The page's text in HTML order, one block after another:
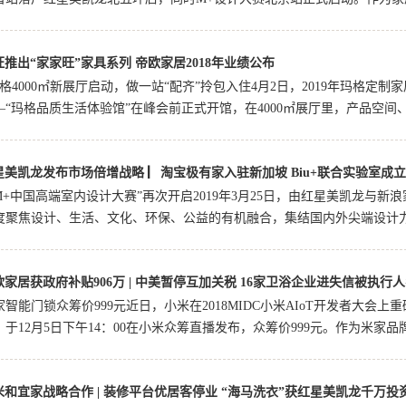
龙基于深耕家居行业三十年的经验，集结线下300多家商场和互联网产
天猫数据：家电家具表现突出！5月5日消息，自4月28日至5月4日，双...
推出“家家旺”家具系列 帝欧家居2018年业绩公布
4000㎡新展厅启动，做一站“配齐”拎包入住4月2日，2019年玛格定制
格品质生活体验馆”在峰会前正式开馆，在4000㎡展厅里，产品空间
动区一应俱全，涵盖定制家具、护墙系统、室内门、厨房系统、配套
品在这全新的展厅得到完美呈现。2仁豪家居携手宝能集团，推进地产
美凯龙发布市场倍增战略 ▏淘宝极有家入驻新加坡 Biu+联合实验室成立
中国高端室内设计大赛”再次开启2019年3月25日，由红星美凯龙与新
聚焦设计、生活、文化、环保、公益的有机融合，集结国内外尖端设计
与健康设计的纵深发展。本届大赛延续了“为中国生活设计”的主题，
会发布市场倍增战略3月26日，2019建博会现场，红星美凯龙春季大会
家居获政府补贴906万 | 中美暂停互加关税 16家卫浴企业进失信被执行
智能门锁众筹价999元近日，小米在2018MIDC小米AIoT开发者大会上
于12月5日下午14：00在小米众筹直播发布，众筹价999元。作为米家
曝光便引发了米粉的广泛关注。这是继OJJ上线小米有品平台后小米系
和宜家战略合作 | 装修平台优居客停业 “海马洗衣”获红星美凯龙千万投